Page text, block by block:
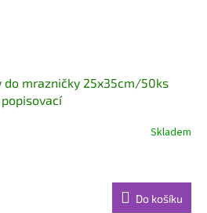
do mrazničky 25x35cm/50ks
popisovací
Skladem
Do košíku